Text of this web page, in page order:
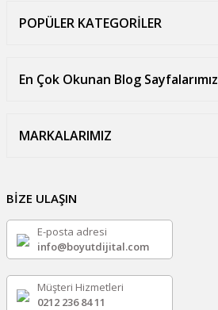
POPÜLER KATEGORİLER
En Çok Okunan Blog Sayfalarımız
MARKALARIMIZ
BİZE ULAŞIN
E-posta adresi
info@boyutdijital.com
Müşteri Hizmetleri
0212 236 84 11